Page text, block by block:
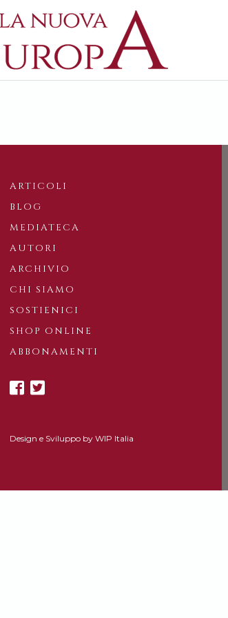
ARTICOLI
BLOG
MEDIATECA
AUTORI
ARCHIVIO
CHI SIAMO
SOSTIENICI
SHOP ONLINE
ABBONAMENTI
Design e Sviluppo by WIP Italia